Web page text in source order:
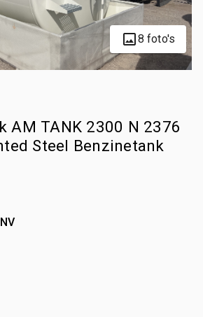
8 foto's
AM TANK 2300 N 2376
Steel Benzinetank